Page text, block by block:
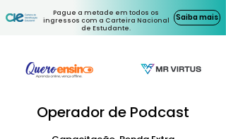
Pague a metade em todos os
ingressos com a Carteira Nacional
de Estudante.
Saiba mais
Operador de Podcast